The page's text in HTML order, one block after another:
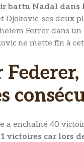
battu Nadal dans
Djokovic, ses deux
Ferrer dans
ne mette fin à
a enchaîné 40
victoires car lors